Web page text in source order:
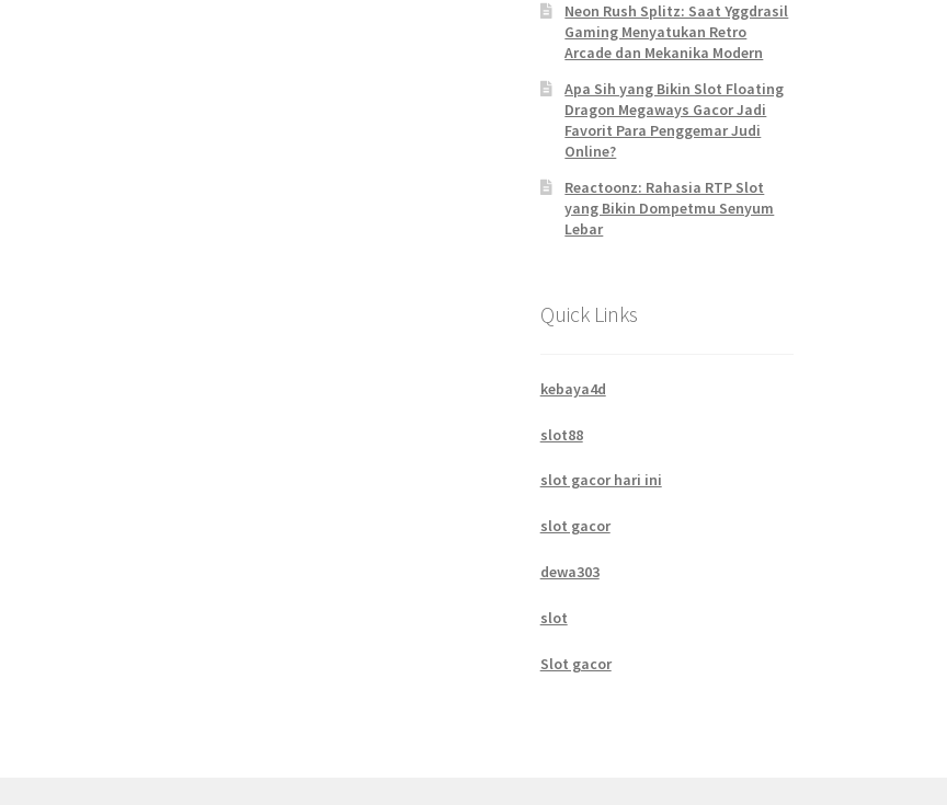
Neon Rush Splitz: Saat Yggdrasil
Gaming Menyatukan Retro
Arcade dan Mekanika Modern
Apa Sih yang Bikin Slot Floating
Dragon Megaways Gacor Jadi
Favorit Para Penggemar Judi
Online?
Reactoonz: Rahasia RTP Slot
yang Bikin Dompetmu Senyum
Lebar
Quick Links
kebaya4d
slot88
slot gacor hari ini
slot gacor
dewa303
slot
Slot gacor